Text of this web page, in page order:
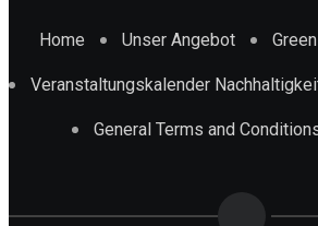
Home Unser Angebot
Veranstaltungskalender
General Terms and